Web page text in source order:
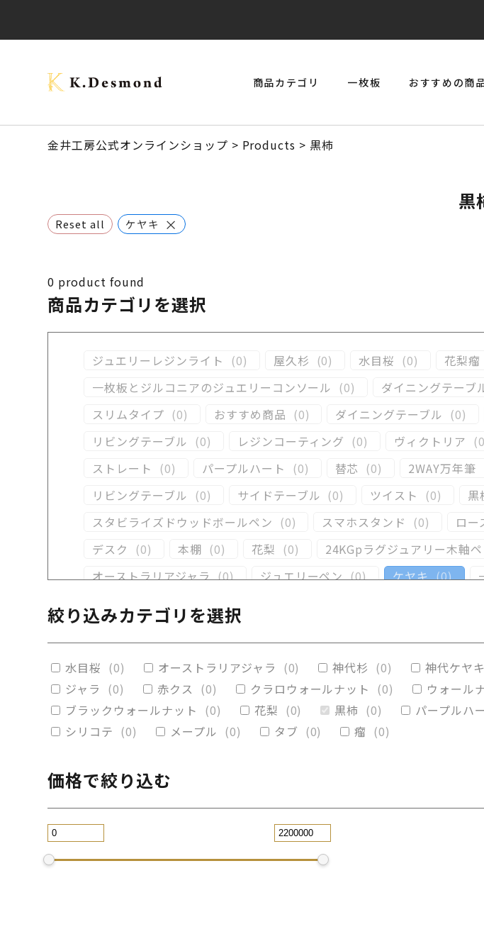
商品カテゴリ 一枚板 おすすめの商
金井工房公式オンラインショップ > Products > 黒柿
黒
Reset all ケヤキ ×
0 product found
商品カテゴリを選択
ジュエリーレジンライト (0) 屋久杉 (0) 水目桜 (0) 花梨瘤
一枚板とジルコニアのジュエリーコンソール (0) ダイニングテーブ
スリムタイプ (0) おすすめ商品 (0) ダイニングテーブル (0)
リビングテーブル (0) レジンコーティング (0) ヴィクトリア (0
ストレート
(0) パープルハート (0) 替芯 (0) 2WAY万年筆
リビングテーブル (0) サイドテーブル (0) ツイスト (0) 黒
スタビライズドウッドボールペン (0) スマホスタンド (0) ロー
デスク
(0) 本棚 (0) 花梨 (0) 24KGpラグジュアリー木軸
オーストラリアジャラ (0) ジュエリーペン (0) ケヤキ (0)
クラロウォールナット
0
ブラックウォールナット
(0) カイヅカイブキ ) モンキーポッ
絞り込みカテゴリを選択
水目桜 (0) オーストラリアジャラ (0) 神代杉 (0) 神代ケヤキ
ジャラ (0) 赤クス (0) クラロウォールナット (0) ウォール
ブラックウォールナット (0) 花梨 (0) 黒柿 (0) パープルハ
シリコテ (0) メープル (0) タブ (0) 瘤 (0)
価格で絞り込む